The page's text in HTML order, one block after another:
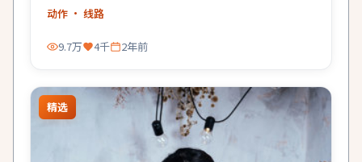
动作 · 线路
9.7万 4千 2年前
精选